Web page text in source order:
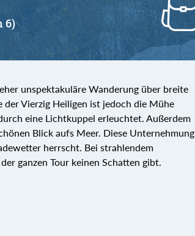
6)
unspektakuläre Wanderung über breite
der Vierzig Heiligen ist jedoch die Mühe
eine Lichtkuppel erleuchtet. Außerdem
Blick aufs Meer. Diese Unternehmung
herrscht. Bei strahlendem
ganzen Tour keinen Schatten gibt.